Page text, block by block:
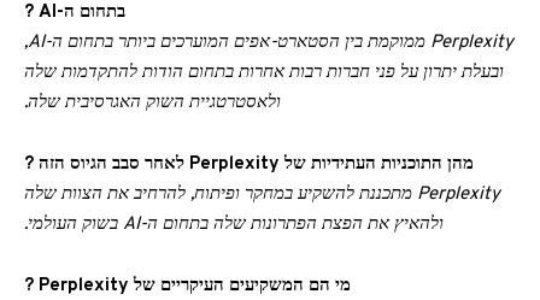
בתחום ה-AI ?
Perplexity ממוקמת בין הסטארט-אפים המוערכים ביותר בתחום ה-AI,
ובעלת יתרון על פני חברות רבות אחרות בתחום הודות להתקדמות שלה
ולאסטרטגיית השוק האגרסיבית שלה.
מהן התוכניות העתידיות של Perplexity לאחר סבב הגיוס הזה ?
Perplexity מתכננת להשקיע במחקר ופיתוח, להרחיב את הצוות שלה
ולהאיץ את הפצת הפתרונות שלה בתחום ה-AI בשוק העולמי.
מי הם המשקיעים העיקריים של Perplexity ?